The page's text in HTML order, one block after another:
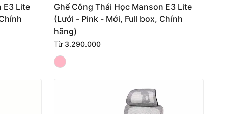
E3 Lite
Ghế Công Thái Học Manson E3 Lite
(Lưới - Pink - Mới, Full box, Chính
hãng)
Từ 3.290.000